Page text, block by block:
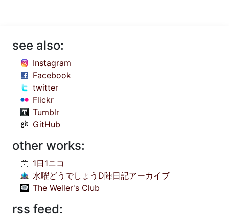
see also:
Instagram
Facebook
twitter
Flickr
Tumblr
GitHub
other works:
1日1ニコ
水曜どうでしょうD陣日記アーカイブ
The Weller's Club
rss feed: